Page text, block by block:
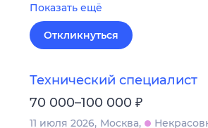
Показать ещё
Откликнуться
Технический специалист
70 000–100 000 ₽
11 июля 2026 Москва